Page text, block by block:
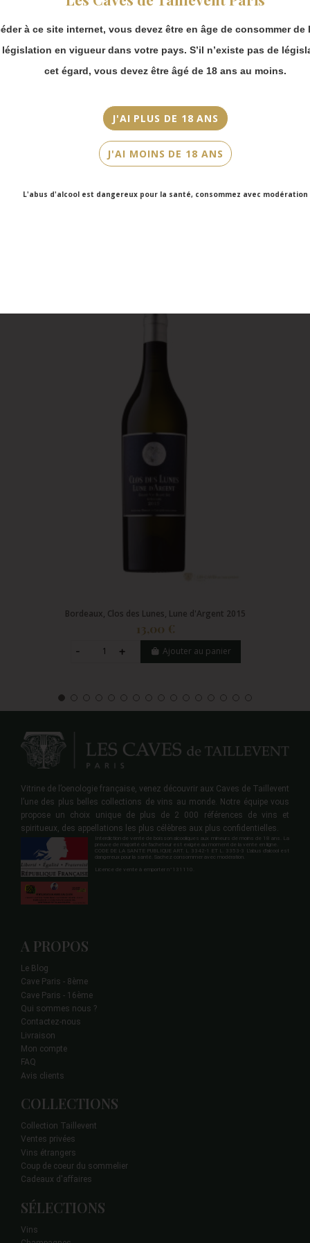
à ce site internet, vous devez être en âge de consommer de
législation en vigueur dans votre pays. S’il n’existe pas de
cet égard, vous devez être âgé de 18 ans au moins.
J'AI PLUS DE 18 ANS
J'AI MOINS DE 18 ANS
L'abus d'alcool est dangereux pour la santé, consommez avec modération
Rouge
Cépage(s)
Cabernet Sauvignon, Cabernet Franc, Merlot, Petit Verdot
Bordeaux, Clos des Lunes, Lune d'Argent 2015
13,00 €
Ajouter au panier
Vitrine de l’oenologie française, venez découvrir aux Caves de Taillevent
l’une des plus belles collections de vins au monde. Notre équipe vous
propose un choix unique de plus de 2 000 références de vins et
spiritueux, des appellations les plus célèbres aux plus confidentielles.
Interdiction de vente de boisson alcooliques aux mineurs de moins de 18 ans. La
preuve de majorité de l'acheteur est exigée au moment de la vente en ligne.
CODE DE LA SANTE PUBLIQUE ART. L 3342-1 ET L. 3353-3 L'abus d'alcool est
dangereux pour la santé. Sachez consommer avec modération.
Licence de vente à emporter n°131110.
A PROPOS
Le Blog
Cave Paris - 8ème
Cave Paris - 16ème
Qui sommes nous ?
Contactez-nous
Livraison
Mon compte
FAQ
Avis clients
COLLECTIONS
Collection Taillevent
Ventes privées
Vins étrangers
Coup de coeur du sommelier
Cadeaux d'affaires
SÉLECTIONS
Vins
Merci de bien
prendre en compte :
Les envois
partir du 31 août.
Les commandes
en click-and-
collect (cave
Faubourg Saint-
Victor Hugo)